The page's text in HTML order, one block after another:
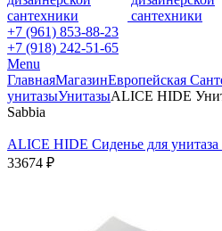
+7 (961) 853-88-23
+7 (918) 242-51-65
Menu
ГлавнаяМагазинЕвропейская
унитазыУнитазыALICE HIDE
Sabbia
ALICE HIDE Сиденье для унитаза
33674 ₽